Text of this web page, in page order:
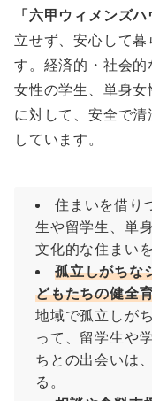
「六甲ウィメンズハ
立せず、安心して
す。経済的・社会
女性の学生、単身
に対して、安全で
しています。
住まいを借り
生や留学生、単
文化的な住まいを
孤立しがちな
どもたちの健全
地域で孤立しが
って、留学生や
ちとの出会いは
る。